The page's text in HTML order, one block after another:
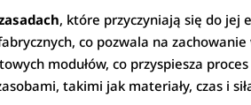
, które przyczyniają się do jej
co pozwala na
modułów, co przyspiesza
takimi jak materiały, czas i